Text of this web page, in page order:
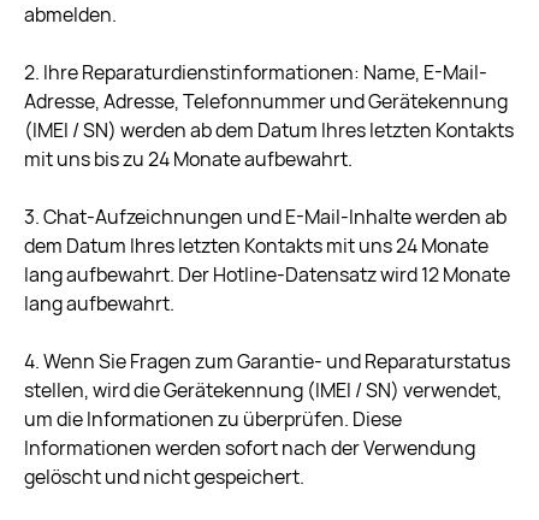
abmelden.
2. Ihre Reparaturdienstinformationen: Name, E-Mail-
Adresse, Adresse, Telefonnummer und Gerätekennung
(IMEI / SN) werden ab dem Datum Ihres letzten Kontakts
mit uns bis zu 24 Monate aufbewahrt.
3. Chat-Aufzeichnungen und E-Mail-Inhalte werden ab
dem Datum Ihres letzten Kontakts mit uns 24 Monate
lang aufbewahrt. Der Hotline-Datensatz wird 12 Monate
lang aufbewahrt.
4. Wenn Sie Fragen zum Garantie- und Reparaturstatus
stellen, wird die Gerätekennung (IMEI / SN) verwendet,
um die Informationen zu überprüfen. Diese
Informationen werden sofort nach der Verwendung
gelöscht und nicht gespeichert.